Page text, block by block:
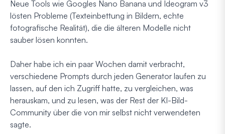
Neue Tools wie Googles Nano Banana und Ideogram v3
lösten Probleme (Texteinbettung in Bildern, echte
fotografische Realität), die die älteren Modelle nicht
sauber lösen konnten.
Daher habe ich ein paar Wochen damit verbracht,
verschiedene Prompts durch jeden Generator laufen zu
lassen, auf den ich Zugriff hatte, zu vergleichen, was
herauskam, und zu lesen, was der Rest der KI-Bild-
Community über die von mir selbst nicht verwendeten
sagte.